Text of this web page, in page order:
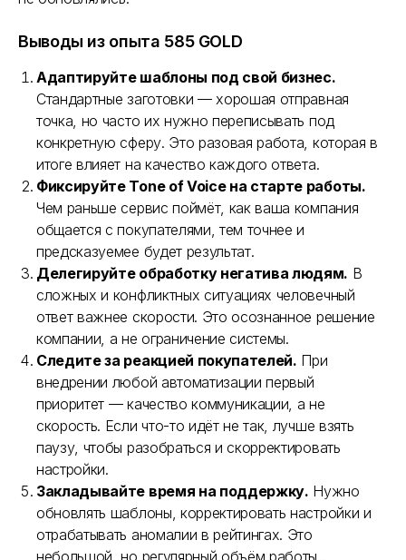
Выводы из опыта 585 GOLD
Адаптируйте шаблоны под свой бизнес.
Стандартные заготовки — хорошая отправная
точка, но часто их нужно переписывать под
конкретную сферу. Это разовая работа, которая в
итоге влияет на качество каждого ответа.
Фиксируйте Tone of Voice на старте работы.
Чем раньше сервис поймёт, как ваша компания
общается с покупателями, тем точнее и
предсказуемее будет результат.
Делегируйте обработку негатива людям. В
сложных и конфликтных ситуациях человечный
ответ важнее скорости. Это осознанное решение
компании, а не ограничение системы.
Следите за реакцией покупателей. При
внедрении любой автоматизации первый
приоритет — качество коммуникации, а не
скорость. Если что-то идёт не так, лучше взять
паузу, чтобы разобраться и скорректировать
настройки.
Закладывайте время на поддержку. Нужно
обновлять шаблоны, корректировать настройки и
отрабатывать аномалии в рейтингах. Это
небольшой, но регулярный объём работы.
Номер телефона
Email
Заказать демонстрацию
Я прочитал и согласен с условиямиЛицензионного договора
Пользовательского соглашения
конфиденциальности
Быть в курсе новостей и акций (редко и по делу)